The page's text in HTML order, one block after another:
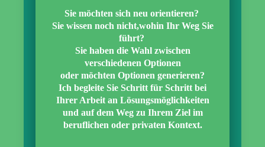
Sie möchten sich neu orientieren?
Sie wissen noch nicht,wohin Ihr Weg Sie
führt?
Sie haben die Wahl zwischen
verschiedenen Optionen
oder möchten Optionen generieren?
Ich begleite Sie Schritt für Schritt bei
Ihrer Arbeit an Lösungsmöglichkeiten
und auf dem Weg zu Ihrem Ziel im
beruflichen oder privaten Kontext.